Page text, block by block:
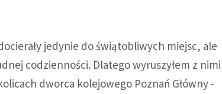
jedynie do świątobliwych miejsc, ale
codzienności. Dlatego wyruszyłem z nimi
dworca kolejowego Poznań Główny -